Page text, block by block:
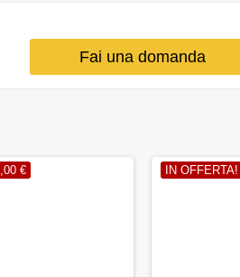
Fai una domanda
€ IN OFFERTA!